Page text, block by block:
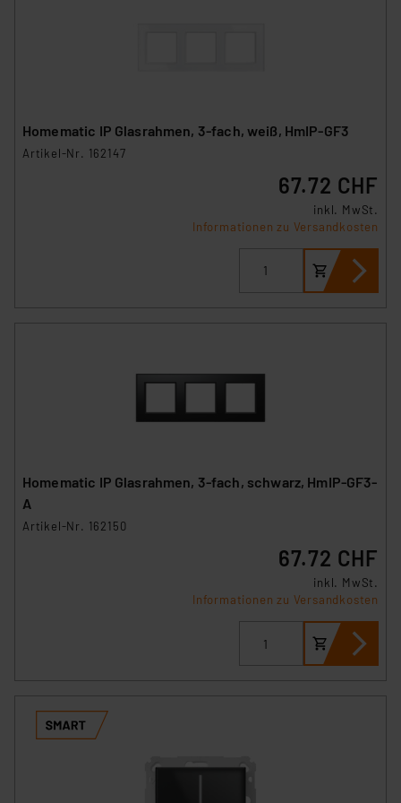
insbesondere der Art der übermittelten Daten,
verbundenen Risiken.“
Homematic IP Glasrahmen, 3-fach, weiß, HmIP-GF3
Artikel-Nr. 162147
67.72 CHF
inkl. MwSt.
Informationen zu Versandkosten
Homematic IP Glasrahmen, 3-fach, schwarz, HmIP-GF3-
A
Artikel-Nr. 162150
67.72 CHF
inkl. MwSt.
Informationen zu Versandkosten